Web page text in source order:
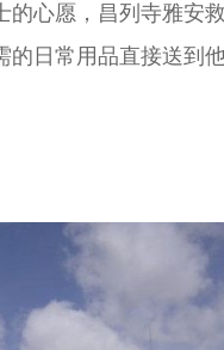
的心愿，昌列寺雅安
的日常用品直接送到